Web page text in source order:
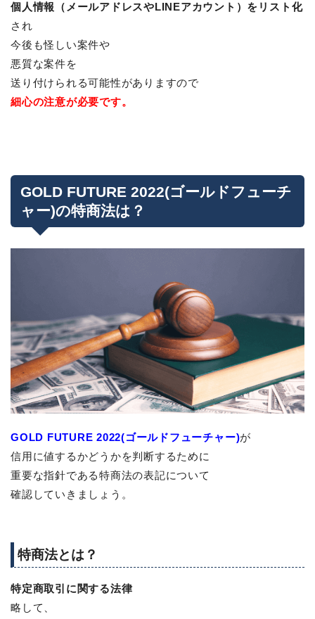
個人情報（メールアドレスやLINEアカウント）をリスト化
され
今後も怪しい案件や
悪質な案件を
送り付けられる可能性がありますので
細心の注意が必要です。
GOLD FUTURE 2022(ゴールドフューチ
ャー)の特商法は？
GOLD FUTURE 2022(ゴールドフューチャー)が
信用に値するかどうかを判断するために
重要な指針である特商法の表記について
確認していきましょう。
特商法とは？
特定商取引に関する法律
略して、